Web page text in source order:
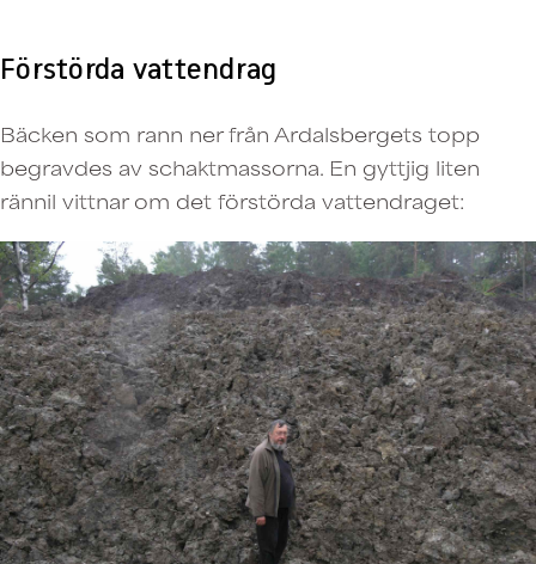
Förstörda vattendrag
Bäcken som rann ner från Ardalsbergets topp
begravdes av schaktmassorna. En gyttjig liten
rännil vittnar om det förstörda vattendraget: